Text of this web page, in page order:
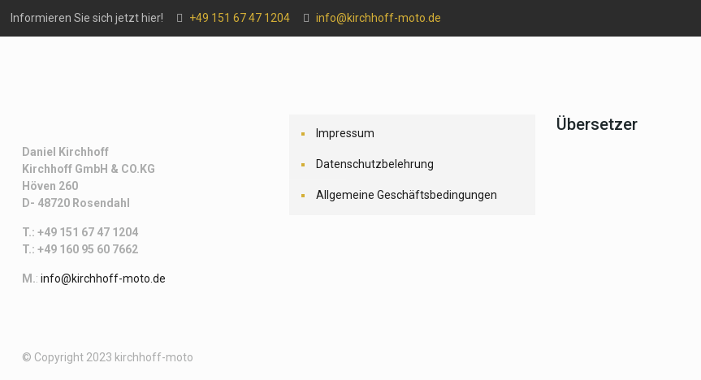
Informieren Sie sich jetzt hier! +49 151 67 47 1204 info@kirchhoff-moto.de
Daniel Kirchhoff
Kirchhoff GmbH & CO.KG
Höven 260
D- 48720 Rosendahl
T.: +49 151 67 47 1204
T.: +49 160 95 60 7662
M.: info@kirchhoff-moto.de
Impressum
Datenschutzbelehrung
Allgemeine Geschäftsbedingungen
Übersetzer
© Copyright 2023 kirchhoff-moto